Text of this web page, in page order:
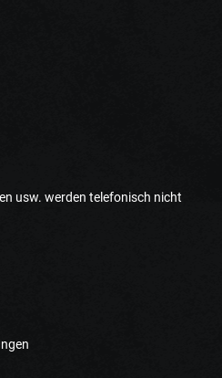
usw. werden telefonisch nicht